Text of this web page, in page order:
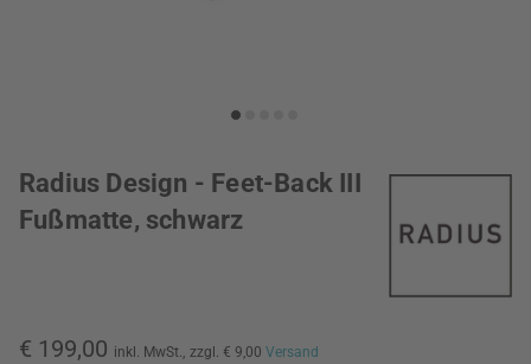
Radius Design - Feet-Back III
Fußmatte, schwarz
€ 199,00 inkl. MwSt., zzgl. € 9,00 Versand